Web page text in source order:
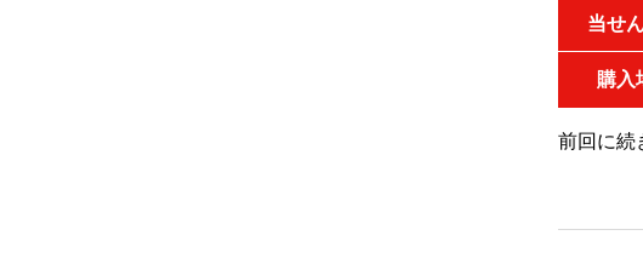
当せ
購入
前回に続